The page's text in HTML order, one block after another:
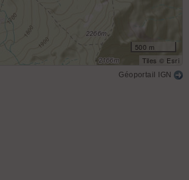
500 m
Tiles © Esri
Géoportail IGN